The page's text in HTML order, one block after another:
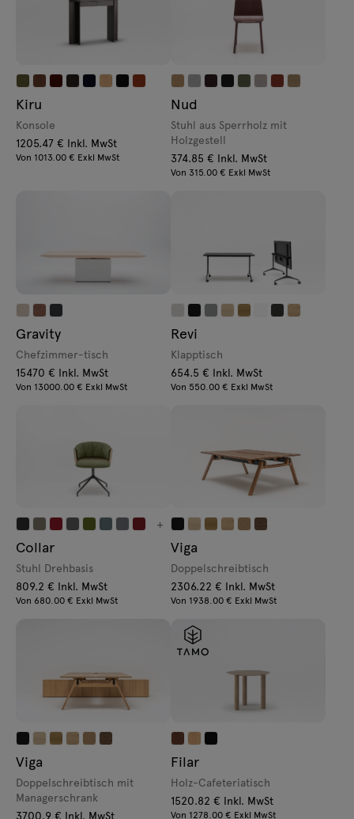
Kiru
Konsole
1205.47 € Inkl. MwSt
Von 1013.00 € Exkl MwSt
Nud
Stuhl aus Sperrholz mit
Holzgestell
374.85 € Inkl. MwSt
Von 315.00 € Exkl MwSt
Gravity
Chefzimmer-tisch
15470 € Inkl. MwSt
Von 13000.00 € Exkl MwSt
Revi
Klapptisch
654.5 € Inkl. MwSt
Von 550.00 € Exkl MwSt
+
Collar
Stuhl Drehbasis
809.2 € Inkl. MwSt
Von 680.00 € Exkl MwSt
Viga
Doppelschreibtisch
2306.22 € Inkl. MwSt
Von 1938.00 € Exkl MwSt
Viga
Doppelschreibtisch mit
Managerschrank
3700.9 € Inkl. MwSt
Filar
Holz-Cafeteriatisch
1520.82 € Inkl. MwSt
Von 1278.00 € Exkl MwSt